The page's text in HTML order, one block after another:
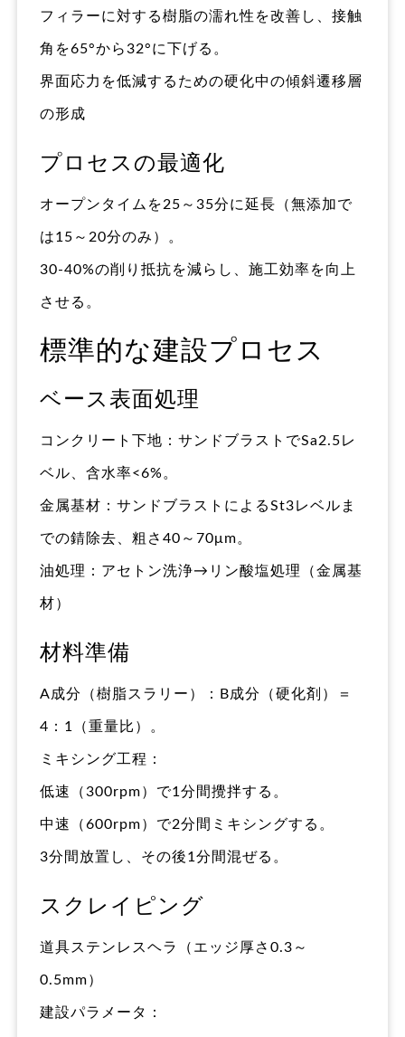
フィラーに対する樹脂の濡れ性を改善し、接触
角を65°から32°に下げる。
界面応力を低減するための硬化中の傾斜遷移層
の形成
プロセスの最適化
オープンタイムを25～35分に延長（無添加で
は15～20分のみ）。
30-40%の削り抵抗を減らし、施工効率を向上
させる。
標準的な建設プロセス
ベース表面処理
コンクリート下地：サンドブラストでSa2.5レ
ベル、含水率<6%。
金属基材：サンドブラストによるSt3レベルま
での錆除去、粗さ40～70μm。
油処理：アセトン洗浄→リン酸塩処理（金属基
材）
材料準備
A成分（樹脂スラリー）：B成分（硬化剤）＝
4：1（重量比）。
ミキシング工程：
低速（300rpm）で1分間攪拌する。
中速（600rpm）で2分間ミキシングする。
3分間放置し、その後1分間混ぜる。
スクレイピング
道具ステンレスヘラ（エッジ厚さ0.3～
0.5mm）
建設パラメータ：